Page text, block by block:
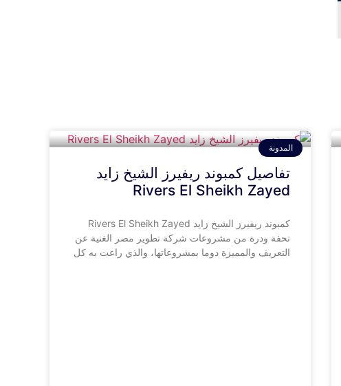
المدونة
تفاصيل كمبوند ريفيرز الشيخ زايد
Rivers El Sheikh Zayed
كمبوند ريفيرز الشيخ زايد Rivers El Sheikh Zayed
تحفة ودرة من مشروعات شركة تطوير مصر الغنية عن
التعريف والمميزة دوما بمشروعاتها، والذي راعت به كل